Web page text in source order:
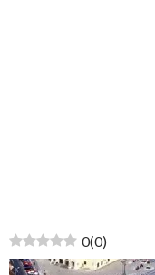
0(0)